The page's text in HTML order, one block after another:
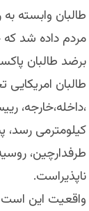
طالبان وابسته
مردم داده شد که
برضد طالبان
طالبان
،داخله،خارجه،
کیلومترمی
طرفدارچین،
ناپذیراست.
واقعیت این است